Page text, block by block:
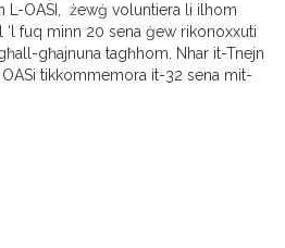
L-OASI, żewġ voluntiera li ilhom
fuq minn 20 sena ġew rikonoxxuti
għall-għajnuna tagħhom. Nhar it-Tnejn
tikkommemora it-32 sena mit-